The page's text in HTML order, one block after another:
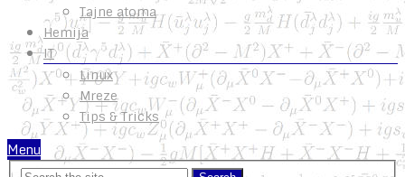
Tajne atoma
Hemija
IT
Linux
Mreze
Tips & Tricks
Menu